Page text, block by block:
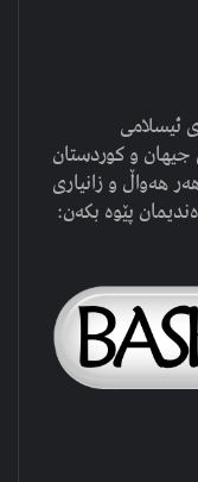
ئیسلامی
جیهان و کوردستان
هەواڵ و زانیاری
پێوە بکەن: